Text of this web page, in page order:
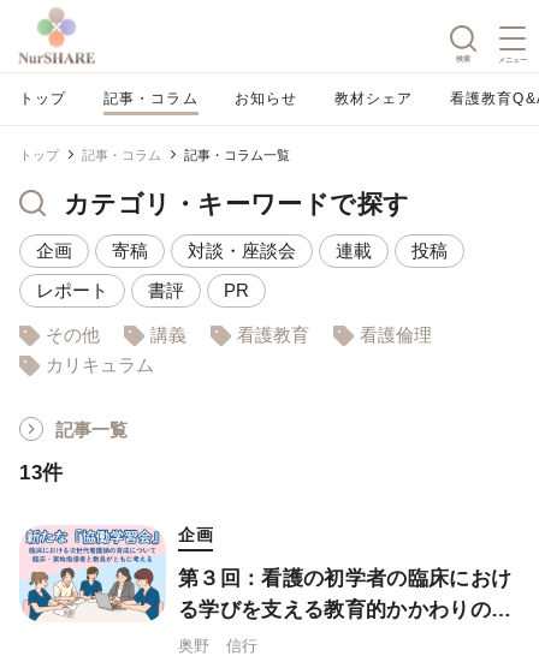
検索 メニュー
トップ 記事・コラム お知らせ 教材シェア 看護教育
トップ 記事・コラム 記事・コラム一覧
カテゴリ・キーワードで探す
企画 寄稿 対談・座談会 連載
投稿
レポート
書評 PR
その他 講義 看護教育
看護倫理
カリキュラム
記事一覧
13件
企画
第３回：看護の初学者の臨床におけ
る学びを支える教育的かかわりのス
キル：指導言・フィードバック
奥野 信行